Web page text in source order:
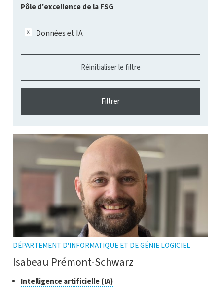
Pôle d'excellence de la FSG
Données et IA
DÉPARTEMENT D'INFORMATIQUE ET DE GÉNIE LOGICIEL
Isabeau Prémont-Schwarz
Classe
Intelligence artificielle (IA)Cliquer